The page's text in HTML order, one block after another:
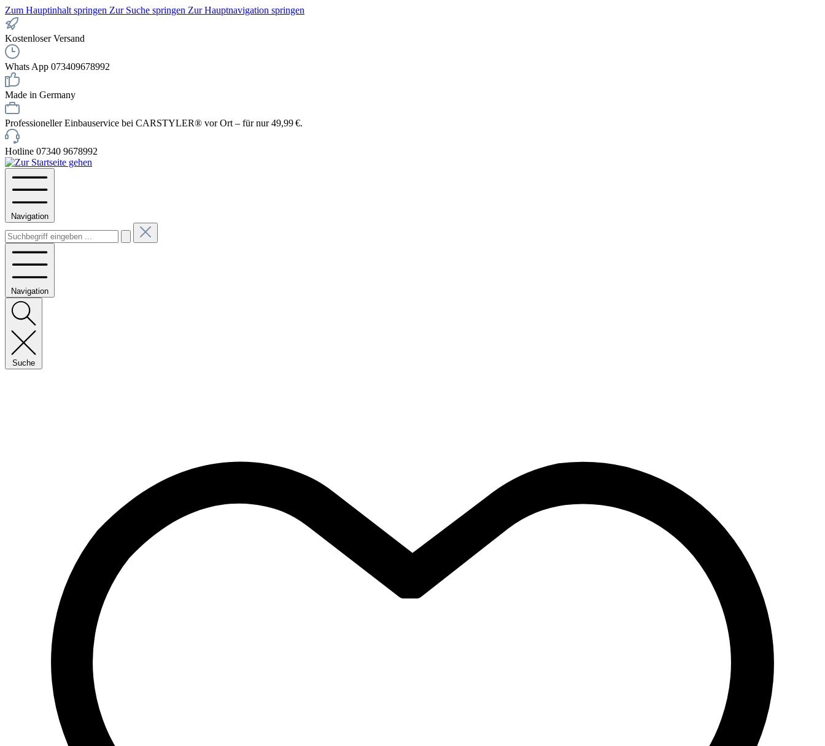
Zum Hauptinhalt springen Zur Suche springen Zur Hauptnavigation springen
Kostenloser Versand
Whats App 073409678992
Made in Germany
Professioneller Einbauservice bei CARSTYLER® vor Ort – für nur 49,99 €.
Hotline 07340 9678992
Navigation
Navigation
Suche